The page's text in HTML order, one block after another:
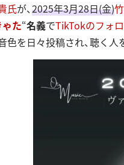
氏が、2025年3月28日(金)
ゃた“名義でTikTokのフォ
色を日々投稿され、聴く